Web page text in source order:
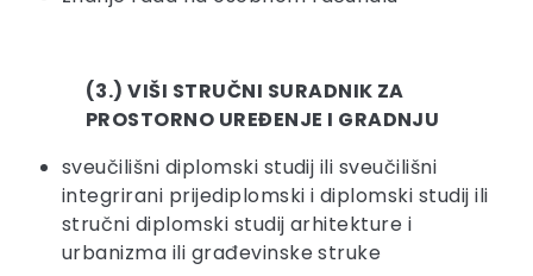
(3.) VIŠI STRUČNI SURADNIK ZA
PROSTORNO UREĐENJE I GRADNJU
sveučilišni diplomski studij ili sveučilišni
integrirani prijediplomski i diplomski studij ili
stručni diplomski studij arhitekture i
urbanizma ili građevinske struke